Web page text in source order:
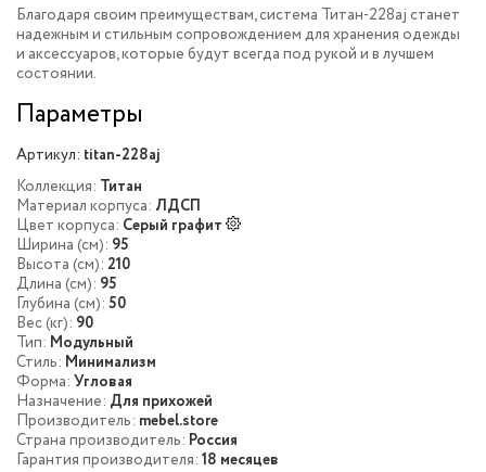
Благодаря своим преимуществам, система Титан-228aj станет
надежным и стильным сопровождением для хранения одежды
и аксессуаров, которые будут всегда под рукой и в лучшем
состоянии.
Параметры
Артикул: titan-228aj
Коллекция: Титан
Материал корпуса: ЛДСП
Цвет корпуса: Серый графит
Ширина (см): 95
Высота (см): 210
Длина (см): 95
Глубина (см): 50
Вес (кг): 90
Тип: Модульный
Стиль: Минимализм
Форма: Угловая
Назначение: Для прихожей
Производитель: mebel.store
Страна производитель: Россия
Гарантия производителя: 18 месяцев